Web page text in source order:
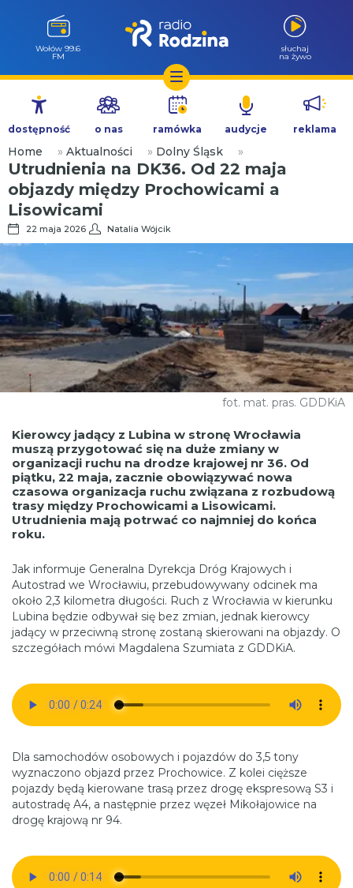
Przejdź
treści
Milicz 88.5
FM
słuchaj
na żywo
dostępność o nas ramówka audycje reklama
Home » Aktualności » Dolny Śląsk »
Utrudnienia na DK36. Od 22 maja
objazdy między Prochowicami a
Lisowicami
22 maja 2026 Natalia Wójcik
fot. mat. pras. GDDKiA
Kierowcy jadący z Lubina w stronę Wrocławia
muszą przygotować się na duże zmiany w
organizacji ruchu na drodze krajowej nr 36. Od
piątku, 22 maja, zacznie obowiązywać nowa
czasowa organizacja ruchu związana z rozbudową
trasy między Prochowicami a Lisowicami.
Utrudnienia mają potrwać co najmniej do końca
roku.
Jak informuje Generalna Dyrekcja Dróg Krajowych i
Autostrad we Wrocławiu, przebudowywany odcinek ma
około 2,3 kilometra długości. Ruch z Wrocławia w kierunku
Lubina będzie odbywał się bez zmian, jednak kierowcy
jadący w przeciwną stronę zostaną skierowani na objazdy. O
szczegółach mówi Magdalena Szumiata z GDDKiA.
Dla samochodów osobowych i pojazdów do 3,5 tony
wyznaczono objazd przez Prochowice. Z kolei cięższe
pojazdy będą kierowane trasą przez drogę ekspresową S3 i
autostradę A4, a następnie przez węzeł Mikołajowice na
drogę krajową nr 94.